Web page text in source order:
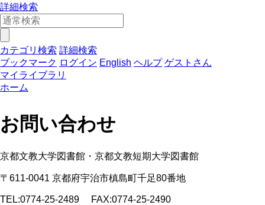
詳細検索
カテゴリ検索 詳細検索
ブックマーク ログイン English ヘルプ ゲストさん
マイライブラリ
ホーム
お問い合わせ
京都文教大学図書館・京都文教短期大学図書館
〒611-0041 京都府宇治市槙島町千足80番地
TEL:0774-25-2489 FAX:0774-25-2490